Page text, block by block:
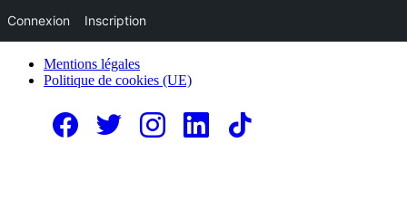
Mentions légales
Politique de cookies (UE)
Connexion Inscription